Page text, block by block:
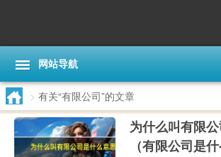
网站导航
> 有关“有限公司”的文章
为什么叫有限
（有限公司是什